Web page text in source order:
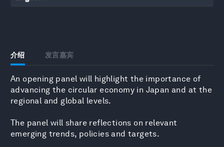
介绍 发言嘉宾
An opening panel will highlight the importance of
advancing the circular economy in Japan and at the
regional and global levels.
The panel will share reflections on relevant
emerging trends, policies and targets.